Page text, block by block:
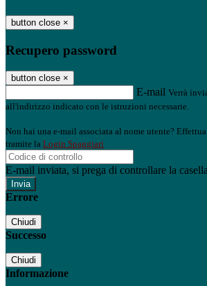
button close ×
Recupero password
button close ×
E-mail Verrà
all'indirizzo indicato con le istruzioni necessarie.
Non hai una e-mail associata al nome utente?
tramite la Login Spaggiari
E-mail inviata, si prega di controllare la
Errore
Chiudi
Successo
Chiudi
Informazione